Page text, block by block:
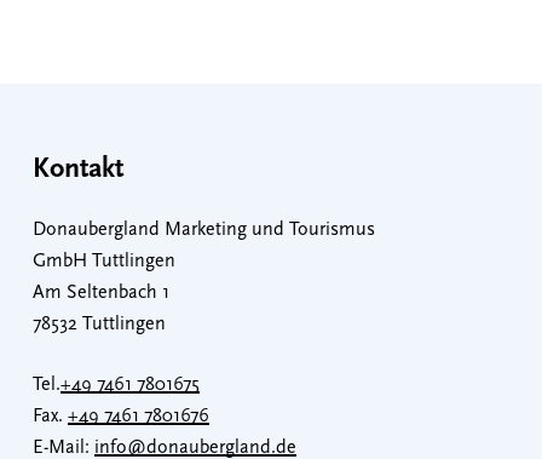
Kontakt
Donaubergland Marketing und Tourismus
GmbH Tuttlingen
Am Seltenbach 1
78532 Tuttlingen
Tel.+49 7461 7801675
Fax. +49 7461 7801676
E-Mail: info@donaubergland.de